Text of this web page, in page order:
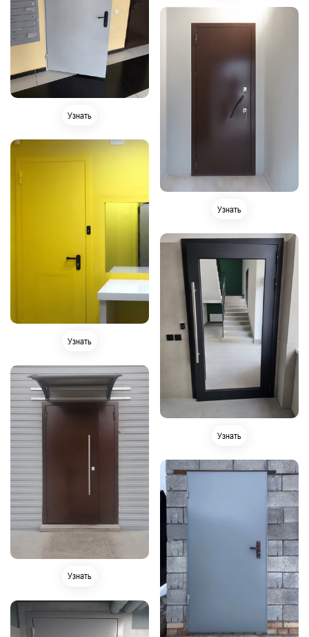
Узнать
Узнать
Узнать
Узнать
Узнать